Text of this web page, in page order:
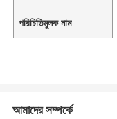
পরিচিতিমুলক নাম
আমাদের সম্পর্কে